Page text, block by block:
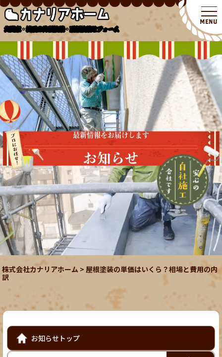
北関東・埼玉の外壁塗装・屋根塗装リフォーム
最新情報をお届けします
お知らせ
株式会社カナリアホーム >屋根塗装の単価はいくら？相場と費用の内
訳
お知らせトップ